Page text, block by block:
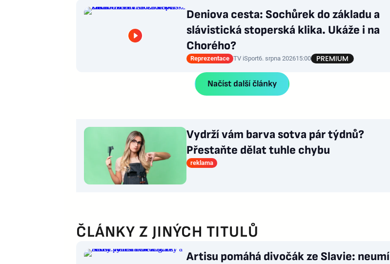
Deniova cesta: Sochůrek do základu a
slávistická stoperská klika. Ukáže i na
Chorého?
Reprezentace TV iSport6. srpna 202615:00
Načíst další články
Vydrží vám barva sotva pár týdnů?
Přestaňte dělat tuhle chybu
reklama
ČLÁNKY Z JINÝCH TITULŮ
Artisu pomáhá divočák ze Slavie: neumí